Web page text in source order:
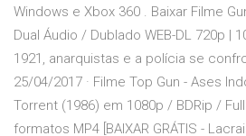
Windows e Xbox 360 . Baixar Filme
Dual Áudio / Dublado WEB-DL 720p |
1921, anarquistas e a polícia se
25/04/2017 · Filme Top Gun - Ases
Torrent (1986) em 1080p / BDRip /
formatos MP4 [BAIXAR GRÁTIS -